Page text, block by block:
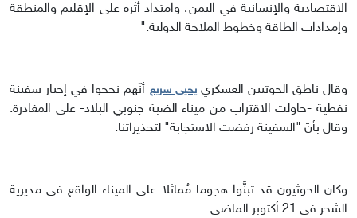
الاقتصادية والإنسانية في اليمن، وامتداد أثره على الإقليم والمنطقة
وإمدادات الطاقة وخطوط الملاحة الدولية."
وقال ناطق الحوثيين العسكرييحيى سريع أنّهم نجحوا في إجبار سفينة
نفطية -حاولت الاقتراب من ميناء الضبة جنوبي البلاد- على المغادرة.
وقال بأنّ "السفينة رفضت الاستجابة" لتحذيراتنا.
وكان الحوثيون قد تبنَّوا هجوما مُماثلا على الميناء الواقع في مديرية
الشحر في 21 أكتوبر الماضي.